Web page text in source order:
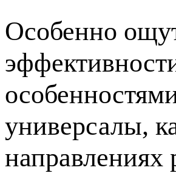
Особенно
универсалы,
направлениях